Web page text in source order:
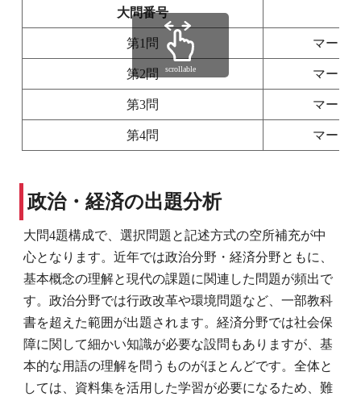
大問番号
第1問 マーク
第2問 マーク
第3問 マーク
第4問 マーク
scrollable
政治・経済の出題分析
大問4題構成で、選択問題と記述方式の空所補充が中
心となります。近年では政治分野・経済分野ともに、
基本概念の理解と現代の課題に関連した問題が頻出で
す。政治分野では行政改革や環境問題など、一部教科
書を超えた範囲が出題されます。経済分野では社会保
障に関して細かい知識が必要な設問もありますが、基
本的な用語の理解を問うものがほとんどです。全体と
しては、資料集を活用した学習が必要になるため、難